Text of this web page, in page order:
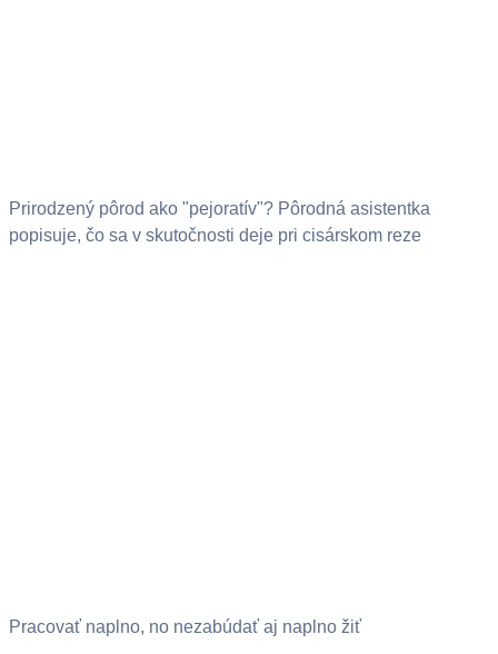
Prirodzený pôrod ako "pejoratív"? Pôrodná asistentka
popisuje, čo sa v skutočnosti deje pri cisárskom reze
Pracovať naplno, no nezabúdať aj naplno žiť